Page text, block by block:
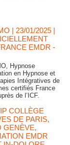
| 23/01/2025 |
EMDR -
Hypnose
en Hypnose et
Intégratives de
certifiés France
de l’ICF.
COLLÈGE
DE PARIS,
GENÈVE,
EMDR